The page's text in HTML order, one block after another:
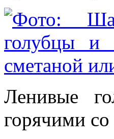
Ленивые
горячими